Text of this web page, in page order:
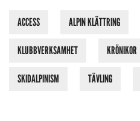
ACCESS ALPIN KLÄTTRING
KLUBBVERKSAMHET KRÖNIKOR
SKIDALPINISM TÄVLING